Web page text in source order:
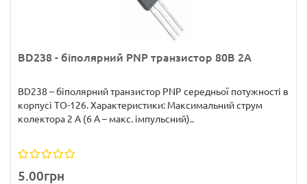
BD238 - біполярний PNP транзистор 80В 2А
BD238 – біполярний транзистор PNP середньої потужності в
корпусі TO-126. Характеристики: Максимальний струм
колектора 2 А (6 А – макс. імпульсний)..
5.00грн